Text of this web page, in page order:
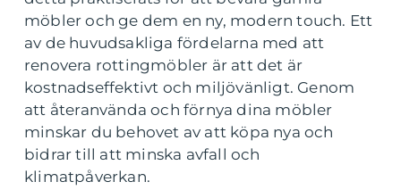
möbler och ge dem en ny, modern touch. Ett
av de huvudsakliga fördelarna med att
renovera rottingmöbler är att det är
kostnadseffektivt och miljövänligt. Genom
att återanvända och förnya dina möbler
minskar du behovet av att köpa nya och
bidrar till att minska avfall och
klimatpåverkan.